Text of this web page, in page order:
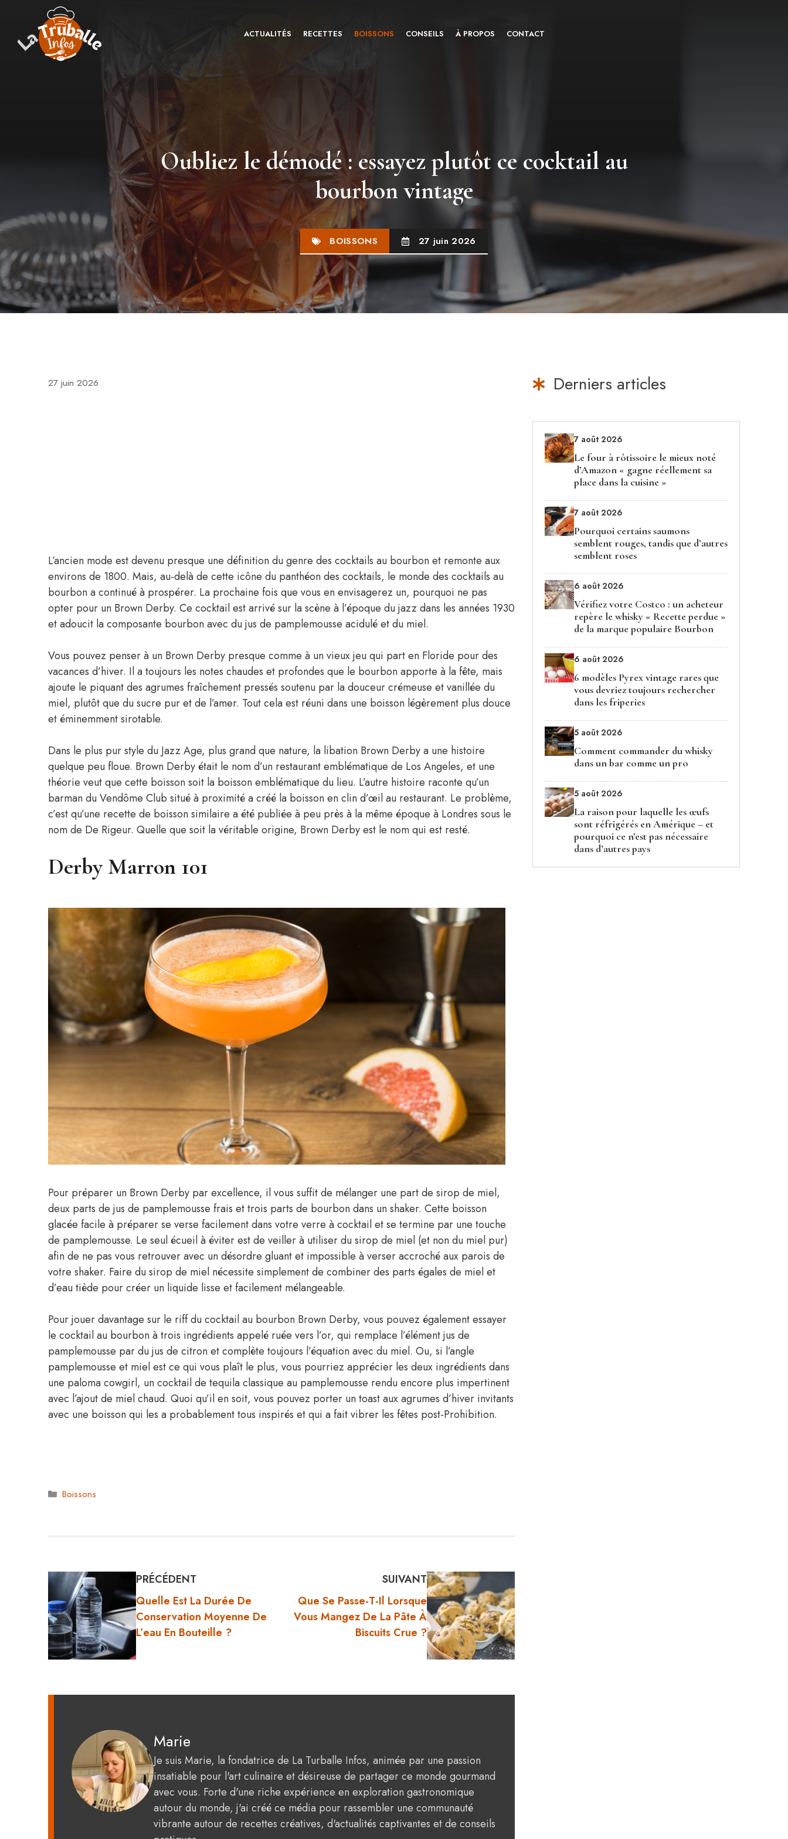
contenu
ACTUALITÉS RECETTES BOISSONS CONSEILS À PROPOS CONTACT
Oubliez le démodé : essayez plutôt ce cocktail au
bourbon vintage
BOISSONS 27 juin 2026
27 juin 2026
L’ancien mode est devenu presque une définition du genre des cocktails au bourbon et remonte aux
environs de 1800. Mais, au-delà de cette icône du panthéon des cocktails, le monde des cocktails au
bourbon a continué à prospérer. La prochaine fois que vous en envisagerez un, pourquoi ne pas
opter pour un Brown Derby. Ce cocktail est arrivé sur la scène à l’époque du jazz dans les années 1930
et adoucit la composante bourbon avec du jus de pamplemousse acidulé et du miel.
Vous pouvez penser à un Brown Derby presque comme à un vieux jeu qui part en Floride pour des
vacances d’hiver. Il a toujours les notes chaudes et profondes que le bourbon apporte à la fête, mais
ajoute le piquant des agrumes fraîchement pressés soutenu par la douceur crémeuse et vanillée du
miel, plutôt que du sucre pur et de l’amer. Tout cela est réuni dans une boisson légèrement plus douce
et éminemment sirotable.
Dans le plus pur style du Jazz Age, plus grand que nature, la libation Brown Derby a une histoire
quelque peu floue. Brown Derby était le nom d’un restaurant emblématique de Los Angeles, et une
théorie veut que cette boisson soit la boisson emblématique du lieu. L’autre histoire raconte qu’un
barman du Vendôme Club situé à proximité a créé la boisson en clin d’œil au restaurant. Le problème,
c’est qu’une recette de boisson similaire a été publiée à peu près à la même époque à Londres sous le
nom de De Rigeur. Quelle que soit la véritable origine, Brown Derby est le nom qui est resté.
Derby Marron 101
Pour préparer un Brown Derby par excellence, il vous suffit de mélanger une part de sirop de miel,
deux parts de jus de pamplemousse frais et trois parts de bourbon dans un shaker. Cette boisson
glacée facile à préparer se verse facilement dans votre verre à cocktail et se termine par une touche
de pamplemousse. Le seul écueil à éviter est de veiller à utiliser du sirop de miel (et non du miel pur)
afin de ne pas vous retrouver avec un désordre gluant et impossible à verser accroché aux parois de
votre shaker. Faire du sirop de miel nécessite simplement de combiner des parts égales de miel et
d’eau tiède pour créer un liquide lisse et facilement mélangeable.
Pour jouer davantage sur le riff du cocktail au bourbon Brown Derby, vous pouvez également essayer
le cocktail au bourbon à trois ingrédients appelé ruée vers l’or, qui remplace l’élément jus de
pamplemousse par du jus de citron et complète toujours l’équation avec du miel. Ou, si l’angle
pamplemousse et miel est ce qui vous plaît le plus, vous pourriez apprécier les deux ingrédients dans
une paloma cowgirl, un cocktail de tequila classique au pamplemousse rendu encore plus impertinent
avec l’ajout de miel chaud. Quoi qu’il en soit, vous pouvez porter un toast aux agrumes d’hiver invitants
avec une boisson qui les a probablement tous inspirés et qui a fait vibrer les fêtes post-Prohibition.
Catégories
Boissons
PRÉCÉDENT
Quelle Est La Durée De
Conservation Moyenne De
L’eau En Bouteille ?
SUIVANT
Que Se Passe-T-Il Lorsque
Vous Mangez De La Pâte À
Biscuits Crue ?
Marie
Je suis Marie, la fondatrice de La Turballe Infos, animée par une passion
insatiable pour l'art culinaire et désireuse de partager ce monde gourmand
avec vous. Forte d'une riche expérience en exploration gastronomique
autour du monde, j'ai créé ce média pour rassembler une communauté
vibrante autour de recettes créatives, d'actualités captivantes et de conseils
Derniers articles
7 août 2026
Le four à rôtissoire le mieux noté
d’Amazon « gagne réellement sa
place dans la cuisine »
7 août 2026
Pourquoi certains saumons
semblent rouges, tandis que d’autres
semblent roses
6 août 2026
Vérifiez votre Costco : un acheteur
repère le whisky « Recette perdue »
de la marque populaire Bourbon
6 août 2026
6 modèles Pyrex vintage rares que
vous devriez toujours rechercher
dans les friperies
5 août 2026
Comment commander du whisky
dans un bar comme un pro
5 août 2026
La raison pour laquelle les œufs
sont réfrigérés en Amérique – et
pourquoi ce n’est pas nécessaire
dans d’autres pays